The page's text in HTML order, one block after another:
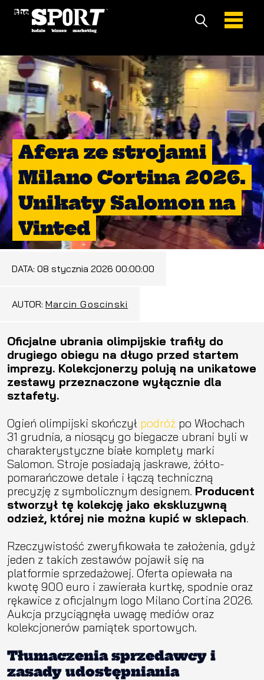
Afera ze strojami
Milano Cortina 2026.
Unikaty Salomon na
Vinted
DATA: 08 stycznia 2026 00:00:00
AUTOR: Marcin Goscinski
Oficjalne ubrania olimpijskie trafiły do
drugiego obiegu na długo przed startem
imprezy. Kolekcjonerzy polują na unikatowe
zestawy przeznaczone wyłącznie dla
sztafety.
Ogień olimpijski skończył podróż po Włochach
31 grudnia, a niosący go biegacze ubrani byli w
charakterystyczne białe komplety marki
Salomon. Stroje posiadają jaskrawe, żółto-
pomarańczowe detale i łączą techniczną
precyzję z symbolicznym designem. Producent
stworzył tę kolekcję jako ekskluzywną
odzież, której nie można kupić w sklepach.
Rzeczywistość zweryfikowała te założenia, gdyż
jeden z takich zestawów pojawił się na
platformie sprzedażowej. Oferta opiewała na
kwotę 900 euro i zawierała kurtkę, spodnie oraz
rękawice z oficjalnym logo Milano Cortina 2026.
Aukcja przyciągnęła uwagę mediów oraz
kolekcjonerów pamiątek sportowych.
Tłumaczenia sprzedawcy i
zasady udostępniania